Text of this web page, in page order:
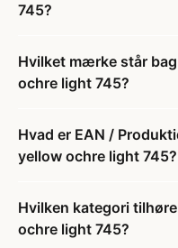
745?
Hvilket mærke står
ochre light 745?
Hvad er EAN /
yellow ochre light 745?
Hvilken kategori
ochre light 745?